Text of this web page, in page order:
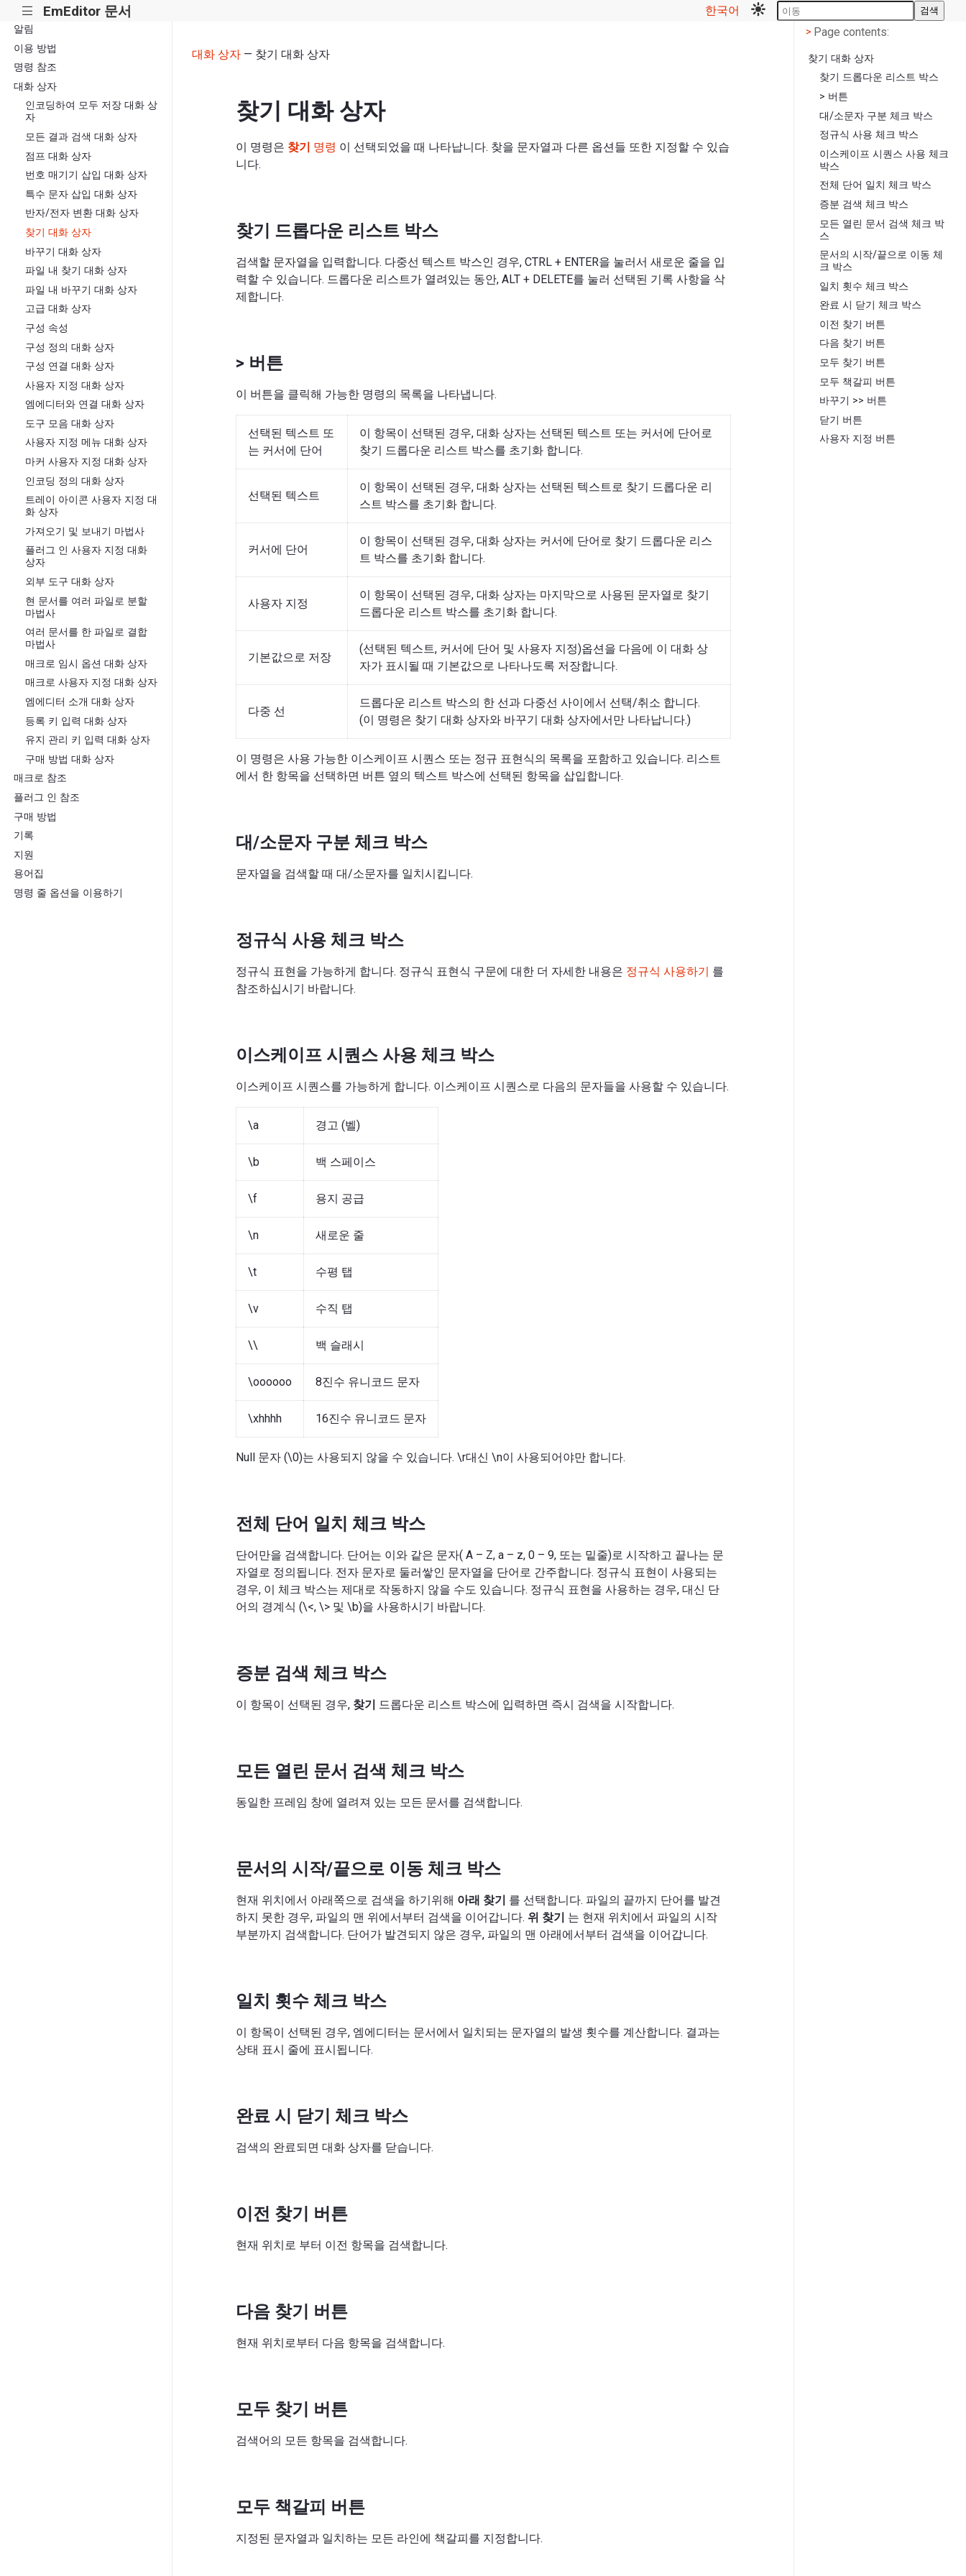
||| EmEditor 문서 한국어 검색
알림
이용 방법
명령 참조
대화 상자
인코딩하여 모두 저장 대화 상
자
모든 결과 검색 대화 상자
점프 대화 상자
번호 매기기 삽입 대화 상자
특수 문자 삽입 대화 상자
반자/전자 변환 대화 상자
찾기 대화 상자
바꾸기 대화 상자
파일 내 찾기 대화 상자
파일 내 바꾸기 대화 상자
고급 대화 상자
구성 속성
구성 정의 대화 상자
구성 연결 대화 상자
사용자 지정 대화 상자
엠에디터와 연결 대화 상자
도구 모음 대화 상자
사용자 지정 메뉴 대화 상자
마커 사용자 지정 대화 상자
인코딩 정의 대화 상자
트레이 아이콘 사용자 지정 대
화 상자
가져오기 및 보내기 마법사
플러그 인 사용자 지정 대화
상자
외부 도구 대화 상자
현 문서를 여러 파일로 분할
마법사
여러 문서를 한 파일로 결합
마법사
매크로 임시 옵션 대화 상자
매크로 사용자 지정 대화 상자
엠에디터 소개 대화 상자
등록 키 입력 대화 상자
유지 관리 키 입력 대화 상자
구매 방법 대화 상자
매크로 참조
플러그 인 참조
구매 방법
기록
지원
용어집
명령 줄 옵션을 이용하기
대화 상자— 찾기 대화 상자
찾기 대화 상자
이 명령은 찾기 명령 이 선택되었을 때 나타납니다. 찾을 문자열과 다른 옵션들 또한 지정할 수 있습
니다.
찾기 드롭다운 리스트 박스
검색할 문자열을 입력합니다. 다중선 텍스트 박스인 경우, CTRL + ENTER을 눌러서 새로운 줄을 입
력할 수 있습니다. 드롭다운 리스트가 열려있는 동안, ALT + DELETE를 눌러 선택된 기록 사항을 삭
제합니다.
> 버튼
이 버튼을 클릭해 가능한 명령의 목록을 나타냅니다.
선택된 텍스트 또
는 커서에 단어
이 항목이 선택된 경우, 대화 상자는 선택된 텍스트 또는 커서에 단어로
찾기 드롭다운 리스트 박스를 초기화 합니다.
선택된 텍스트
이 항목이 선택된 경우, 대화 상자는 선택된 텍스트로 찾기 드롭다운 리
스트 박스를 초기화 합니다.
커서에 단어
이 항목이 선택된 경우, 대화 상자는 커서에 단어로 찾기 드롭다운 리스
트 박스를 초기화 합니다.
사용자 지정
이 항목이 선택된 경우, 대화 상자는 마지막으로 사용된 문자열로 찾기
드롭다운 리스트 박스를 초기화 합니다.
기본값으로 저장
(선택된 텍스트, 커서에 단어 및 사용자 지정)옵션을 다음에 이 대화 상
자가 표시될 때 기본값으로 나타나도록 저장합니다.
다중 선
드롭다운 리스트 박스의 한 선과 다중선 사이에서 선택/취소 합니다.
(이 명령은 찾기 대화 상자와 바꾸기 대화 상자에서만 나타납니다.)
이 명령은 사용 가능한 이스케이프 시퀀스 또는 정규 표현식의 목록을 포함하고 있습니다. 리스트
에서 한 항목을 선택하면 버튼 옆의 텍스트 박스에 선택된 항목을 삽입합니다.
대/소문자 구분 체크 박스
문자열을 검색할 때 대/소문자를 일치시킵니다.
정규식 사용 체크 박스
정규식 표현을 가능하게 합니다. 정규식 표현식 구문에 대한 더 자세한 내용은 정규식 사용하기 를
참조하십시기 바랍니다.
이스케이프 시퀀스 사용 체크 박스
이스케이프 시퀀스를 가능하게 합니다. 이스케이프 시퀀스로 다음의 문자들을 사용할 수 있습니다.
\a 경고 (벨)
\b 백 스페이스
\f 용지 공급
\n 새로운 줄
\t 수평 탭
\v 수직 탭
\\ 백 슬래시
\oooooo 8진수 유니코드 문자
\xhhhh 16진수 유니코드 문자
Null 문자 (\0)는 사용되지 않을 수 있습니다. \r대신 \n이 사용되어야만 합니다.
전체 단어 일치 체크 박스
단어만을 검색합니다. 단어는 이와 같은 문자( A – Z, a – z, 0 – 9, 또는 밑줄)로 시작하고 끝나는 문
자열로 정의됩니다. 전자 문자로 둘러쌓인 문자열을 단어로 간주합니다. 정규식 표현이 사용되는
경우, 이 체크 박스는 제대로 작동하지 않을 수도 있습니다. 정규식 표현을 사용하는 경우, 대신 단
어의 경계식 (\<, \> 및 \b)을 사용하시기 바랍니다.
증분 검색 체크 박스
이 항목이 선택된 경우, 찾기 드롭다운 리스트 박스에 입력하면 즉시 검색을 시작합니다.
모든 열린 문서 검색 체크 박스
동일한 프레임 창에 열려져 있는 모든 문서를 검색합니다.
문서의 시작/끝으로 이동 체크 박스
현재 위치에서 아래쪽으로 검색을 하기위해 아래 찾기 를 선택합니다. 파일의 끝까지 단어를 발견
하지 못한 경우, 파일의 맨 위에서부터 검색을 이어갑니다. 위 찾기 는 현재 위치에서 파일의 시작
부분까지 검색합니다. 단어가 발견되지 않은 경우, 파일의 맨 아래에서부터 검색을 이어갑니다.
일치 횟수 체크 박스
이 항목이 선택된 경우, 엠에디터는 문서에서 일치되는 문자열의 발생 횟수를 계산합니다. 결과는
상태 표시 줄에 표시됩니다.
완료 시 닫기 체크 박스
검색의 완료되면 대화 상자를 닫습니다.
이전 찾기 버튼
현재 위치로 부터 이전 항목을 검색합니다.
다음 찾기 버튼
현재 위치로부터 다음 항목을 검색합니다.
모두 찾기 버튼
검색어의 모든 항목을 검색합니다.
모두 책갈피 버튼
지정된 문자열과 일치하는 모든 라인에 책갈피를 지정합니다.
< Page contents
> Page contents:
찾기 대화 상자
찾기 드롭다운 리스트 박스
> 버튼
대/소문자 구분 체크 박스
정규식 사용 체크 박스
이스케이프 시퀀스 사용 체크
박스
전체 단어 일치 체크 박스
증분 검색 체크 박스
모든 열린 문서 검색 체크 박
스
문서의 시작/끝으로 이동 체
크 박스
일치 횟수 체크 박스
완료 시 닫기 체크 박스
이전 찾기 버튼
다음 찾기 버튼
모두 찾기 버튼
모두 책갈피 버튼
바꾸기 >> 버튼
닫기 버튼
사용자 지정 버튼